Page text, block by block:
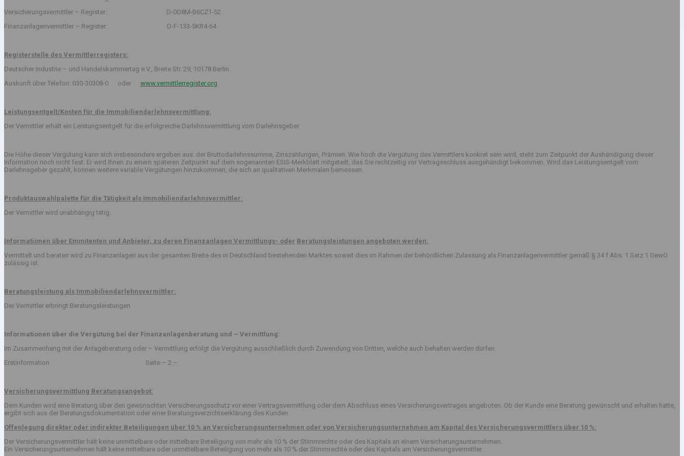
Versicherungsvermittler – Register: D-0O8M-B6CZ1-52
Finanzanlagenvermittler – Register: D-F-133-5KR4-64
Registerstelle des Vermittlerregisters:
Deutscher Industrie – und Handelskammertag e.V., Breite Str. 29, 10178 Berlin
Auskunft über Telefon: 030-30308-0 oder www.vermittlerregister.org
Leistungsentgelt/Kosten für die Immobiliendarlehnsvermittlung:
Der Vermittler erhält ein Leistungsentgelt für die erfolgreiche Darlehnsvermittlung vom Darlehnsgeber.
Die Höhe dieser Vergütung kann sich insbesondere ergeben aus: der Bruttodarlehnssumme, Zinszahlungen, Prämien. Wie hoch die Vergütung des Vermittlers konkret sein wird, steht zum Zeitpunkt der Aushändigung dieser
Information noch nicht fest. Er wird Ihnen zu einem späteren Zeitpunkt auf dem sogenannten ESIS-Merkblatt mitgeteilt, das Sie rechtzeitig vor Vertragsschluss ausgehändigt bekommen. Wird das Leistungsentgelt vom
Darlehnsgeber gezahlt, können weitere variable Vergütungen hinzukommen, die sich an qualitativen Merkmalen bemessen.
Produktauswahlpalette für die Tätigkeit als Immobiliendarlehnsvermittler:
Der Vermittler wird unabhängig tätig.
Informationen über Emmitenten und Anbieter, zu deren Finanzanlagen Vermittlungs- oder Beratungsleistungen angeboten werden:
Vermittelt und beraten wird zu Finanzanlagen aus der gesamten Breite des in Deutschland bestehenden Marktes soweit dies im Rahmen der behördlichen Zulassung als Finanzanlagenvermittler gemäß § 34 f Abs. 1 Satz 1 GewO
zulässig ist.
Beratungsleistung als Immobiliendarlehnsvermittler:
Der Vermittler erbringt Beratungsleistungen
Informationen über die Vergütung bei der Finanzanlagenberatung und – Vermittlung:
Im Zusammenhang mit der Anlageberatung oder – Vermittlung erfolgt die Vergütung ausschließlich durch Zuwendung von Dritten, welche auch behalten werden dürfen.
Erstinformation Seite – 2 –
Versicherungsvermittlung Beratungsangebot:
Dem Kunden wird eine Beratung über den gewünschten Versicherungsschutz vor einer Vertragsvermittlung oder dem Abschluss eines Versicherungsvertrages angeboten. Ob der Kunde eine Beratung gewünscht und erhalten hatte,
ergibt sich aus der Beratungsdokumentation oder einer Beratungsverzichtserklärung des Kunden.
Offenlegung direkter oder indirekter Beteiligungen über 10 % an Versicherungsunternehmen oder von Versicherungsunternehmen am Kapital des Versicherungsvermittlers über 10 %:
Der Versicherungsvermittler hält keine unmittelbare oder mittelbare Beteiligung von mehr als 10 % der Stimmrechte oder des Kapitals an einem Versicherungsunternehmen.
Ein Versicherungsunternehmen hält keine mittelbare oder unmittelbare Beteiligung von mehr als 10 % der Stimmrechte oder des Kapitals am Versicherungsvermittler.